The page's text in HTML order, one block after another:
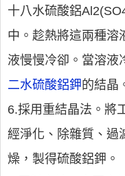
十八水硫酸鋁
中。趁熱將這兩種溶
液慢慢冷卻。當溶
二水硫酸鋁鉀的結晶
6.採用重結晶法。將
經淨化、除雜質、過
燥，製得硫酸鋁鉀。